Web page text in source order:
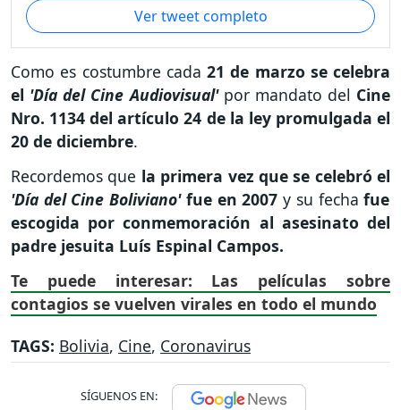
Ver tweet completo
Como es costumbre cada 21 de marzo se celebra
el 'Día del Cine Audiovisual' por mandato del Cine
Nro. 1134 del artículo 24 de la ley promulgada el
20 de diciembre.
Recordemos que la primera vez que se celebró el
'Día del Cine Boliviano'fue en 2007y su fechafue
escogida por conmemoración al asesinato del
padre jesuita Luís Espinal Campos.
Te puede interesar: Las películas sobre
contagios se vuelven virales en todo el mundo
TAGS: Bolivia, Cine, Coronavirus
SÍGUENOS EN: